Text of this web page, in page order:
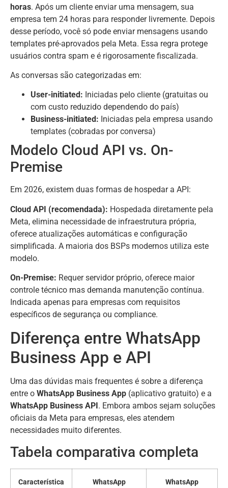
horas. Após um cliente enviar uma mensagem, sua
empresa tem 24 horas para responder livremente. Depois
desse período, você só pode enviar mensagens usando
templates pré-aprovados pela Meta. Essa regra protege
usuários contra spam e é rigorosamente fiscalizada.
As conversas são categorizadas em:
User-initiated: Iniciadas pelo cliente (gratuitas ou
com custo reduzido dependendo do país)
Business-initiated: Iniciadas pela empresa usando
templates (cobradas por conversa)
Modelo Cloud API vs. On-
Premise
Em 2026, existem duas formas de hospedar a API:
Cloud API (recomendada): Hospedada diretamente pela
Meta, elimina necessidade de infraestrutura própria,
oferece atualizações automáticas e configuração
simplificada. A maioria dos BSPs modernos utiliza este
modelo.
On-Premise: Requer servidor próprio, oferece maior
controle técnico mas demanda manutenção contínua.
Indicada apenas para empresas com requisitos
específicos de segurança ou compliance.
Diferença entre WhatsApp
Business App e API
Uma das dúvidas mais frequentes é sobre a diferença
entre o WhatsApp Business App (aplicativo gratuito) e a
WhatsApp Business API. Embora ambos sejam soluções
oficiais da Meta para empresas, eles atendem
necessidades muito diferentes.
Tabela comparativa completa
Característica
WhatsApp
WhatsApp